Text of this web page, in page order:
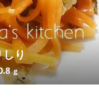
しり
g